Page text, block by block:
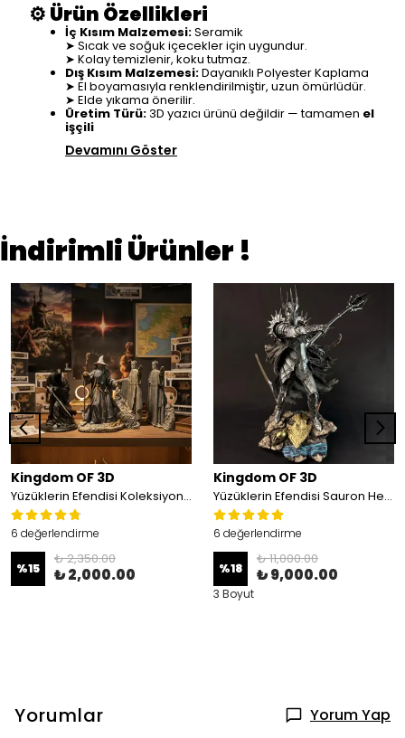
⚙️ Ürün Özellikleri
İç Kısım Malzemesi:Seramik
➤ Sıcak ve soğuk içecekler için uygundur.
➤ Kolay temizlenir, koku tutmaz.
Dış Kısım Malzemesi:Dayanıklı Polyester Kaplama
➤ El boyamasıyla renklendirilmiştir, uzun ömürlüdür.
➤ Elde yıkama önerilir.
Üretim Türü:3D yazıcı ürünü değildir — tamamen el
işçili
Devamını Göster
İndirimli Ürünler !
Kingdom OF 3D
Yüzüklerin Efendisi Koleksiyon Seti, 3'lü Set(Argonath Heykelleri, Nazgul, Gandalf)
6 değerlendirme
%15
₺ 2,350.00
₺ 2,000.00
Kingdom OF 3D
Yüzüklerin Efendisi Sauron Heykeli
6 değerlendirme
%18
₺ 11,000.00
₺ 9,000.00
3 Boyut
Yorumlar Yorum Yap